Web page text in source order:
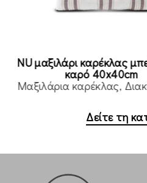
Read more
Τραπεζομάντηλο
Τραπεζομάντηλα -
Δείτε τη